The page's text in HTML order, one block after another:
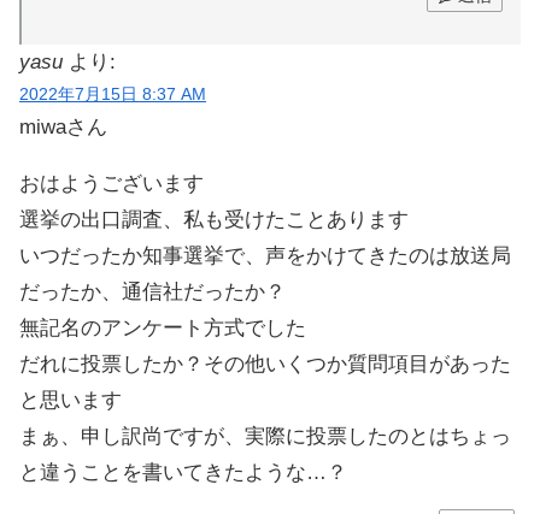
yasu より:
2022年7月15日 8:37 AM
miwaさん
おはようございます
選挙の出口調査、私も受けたことあります
いつだったか知事選挙で、声をかけてきたのは放送局
だったか、通信社だったか？
無記名のアンケート方式でした
だれに投票したか？その他いくつか質問項目があった
と思います
まぁ、申し訳尚ですが、実際に投票したのとはちょっ
と違うことを書いてきたような…？